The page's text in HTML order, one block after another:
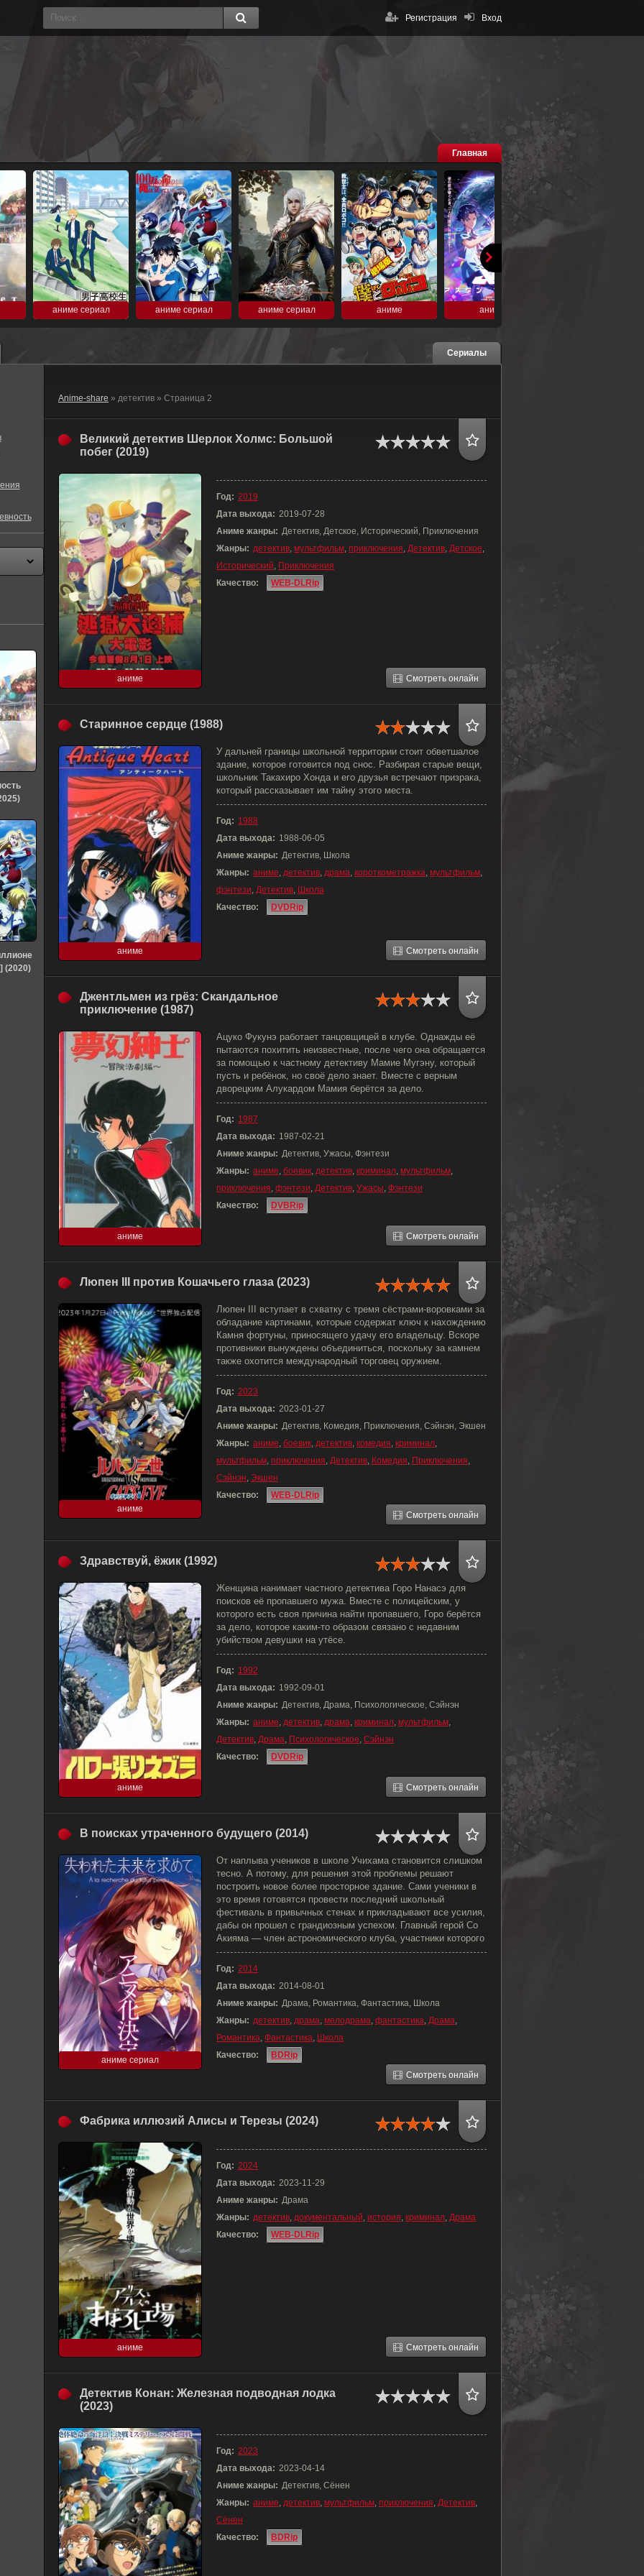
Вход
Регистрация
Главная
аниме сериал аниме сериал аниме сериал аниме аниме
Сериалы
Anime-share » детектив » Страница 2
Великий детектив Шерлок Холмс: Большой
побег (2019)
аниме
Год: 2019
Дата выхода: 2019-07-28
Аниме жанры: Детектив, Детское, Исторический, Приключения
Жанры: детектив, мультфильм, приключения, Детектив, Детское,
Исторический, Приключения
Качество:
WEB-DLRip
Смотреть онлайн
Старинное сердце (1988)
аниме
У дальней границы школьной территории стоит обветшалое
здание, которое готовится под снос. Разбирая старые вещи,
школьник Такахиро Хонда и его друзья встречают призрака,
который рассказывает им тайну этого места.
Год: 1988
Дата выхода: 1988-06-05
Аниме жанры: Детектив, Школа
Жанры: аниме, детектив, драма, короткометражка, мультфильм,
фэнтези, Детектив, Школа
Качество:
DVDRip
Смотреть онлайн
Джентльмен из грёз: Скандальное
приключение (1987)
аниме
Ацуко Фукунэ работает танцовщицей в клубе. Однажды её
пытаются похитить неизвестные, после чего она обращается
за помощью к частному детективу Мамие Мугэну, который
пусть и ребёнок, но своё дело знает. Вместе с верным
дворецким Алукардом Мамия берётся за дело.
Год: 1987
Дата выхода: 1987-02-21
Аниме жанры: Детектив, Ужасы, Фэнтези
Жанры: аниме, боевик, детектив, криминал, мультфильм,
приключения, фэнтези, Детектив, Ужасы, Фэнтези
Качество:
DVBRip
Смотреть онлайн
Люпен III против Кошачьего глаза (2023)
аниме
Люпен III вступает в схватку с тремя сёстрами-воровками за
обладание картинами, которые содержат ключ к нахождению
Камня фортуны, приносящего удачу его владельцу. Вскоре
противники вынуждены объединиться, поскольку за камнем
также охотится международный торговец оружием.
Год: 2023
Дата выхода: 2023-01-27
Аниме жанры: Детектив, Комедия, Приключения, Сэйнэн, Экшен
Жанры: аниме, боевик, детектив, комедия, криминал,
мультфильм, приключения, Детектив, Комедия, Приключения,
Сэйнэн, Экшен
Качество:
WEB-DLRip
Смотреть онлайн
Здравствуй, ёжик (1992)
аниме
Женщина нанимает частного детектива Горо Нанасэ для
поисков её пропавшего мужа. Вместе с полицейским, у
которого есть своя причина найти пропавшего, Горо берётся
за дело, которое каким-то образом связано с недавним
убийством девушки на утёсе.
Год: 1992
Дата выхода: 1992-09-01
Аниме жанры: Детектив, Драма, Психологическое, Сэйнэн
Жанры: аниме, детектив, драма, криминал, мультфильм,
Детектив, Драма, Психологическое, Сэйнэн
Качество:
DVDRip
Смотреть онлайн
В поисках утраченного будущего (2014)
аниме сериал
От наплыва учеников в школе Учихама становится слишком
тесно. А потому, для решения этой проблемы решают
построить новое более просторное здание. Сами ученики в
это время готовятся провести последний школьный
фестиваль в привычных стенах и прикладывают все усилия,
дабы он прошел с грандиозным успехом. Главный герой Со
Акияма — член астрономического клуба, участники которого
Год: 2014
Дата выхода: 2014-08-01
Аниме жанры: Драма, Романтика, Фантастика, Школа
Жанры: детектив, драма, мелодрама, фантастика, Драма,
Романтика, Фантастика, Школа
Качество:
BDRip
Смотреть онлайн
Фабрика иллюзий Алисы и Терезы (2024)
аниме
Год: 2024
Дата выхода: 2023-11-29
Аниме жанры: Драма
Жанры: детектив, документальный, история, криминал, Драма
Качество:
WEB-DLRip
Смотреть онлайн
Детектив Конан: Железная подводная лодка
(2023)
Год: 2023
Дата выхода: 2023-04-14
Аниме жанры: Детектив, Сёнен
Жанры: аниме, детектив, мультфильм, приключения, Детектив,
Сёнен
Качество:
BDRip
(2020)